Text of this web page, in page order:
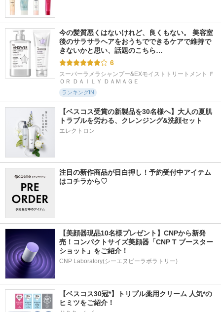
今の髪質悪くはないけれど、良くもない。 美容室
後のサラサラヘアをおうちでできるケアで維持で
きないかと思い、話題のこちら…
6
スーパーラメラシャンプー&EXモイストトリートメント Ｆ
ＯＲ ＤＡＩＬＹ ＤＡＭＡＧＥ
ランキングIN
【ベスコス受賞の新製品を30名様へ】大人の夏肌
トラブルを労わる、クレンジング&洗顔セット
エレクトロン
注目の新作商品が目白押し！予約受付中アイテム
はコチラから♡
【美顔器現品10名様プレゼント】CNPから新発
売！コンパクトサイズ美顔器「CNP T ブースター
ショット」をご紹介！
CNP Laboratory(シーエヌピーラボラトリー)
【ベスコス30冠*】トリプル薬用クリーム 人気*の
ヒミツをご紹介！